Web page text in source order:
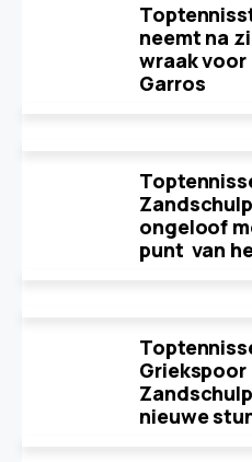
neemt na
wraak voor
Garros
ongeloof
punt van
Griekspoor
nieuwe